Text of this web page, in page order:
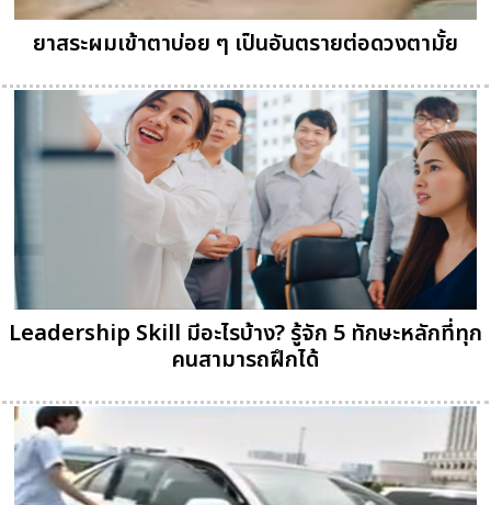
ยาสระผมเข้าตาบ่อย ๆ เป็นอันตรายต่อดวงตามั้ย
Leadership Skill มีอะไรบ้าง? รู้จัก 5 ทักษะหลักที่ทุก
คนสามารถฝึกได้